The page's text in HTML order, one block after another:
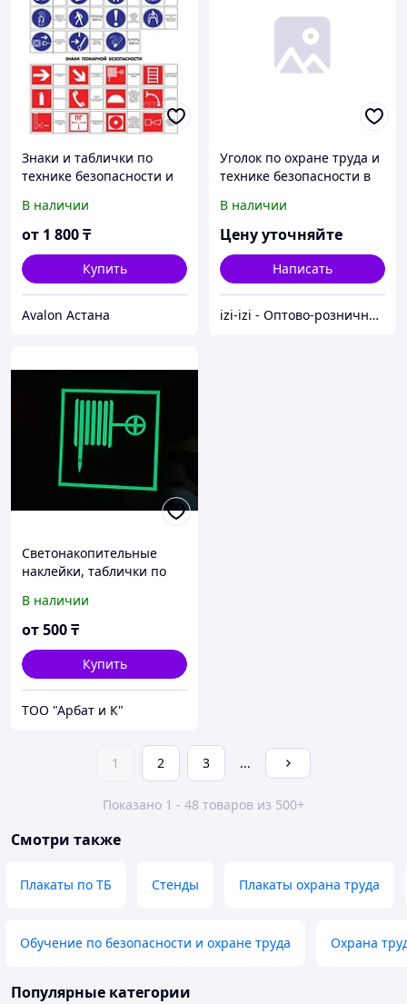
Знаки и таблички по
технике безопасности и
В наличии
от 1 800₸
Купить
Avalon Астана
Уголок по охране труда и
технике безопасности в
учреждении
В наличии
Цену уточняйте
Написать
izi-izi - Оптово-розничный Склад - товары на заказ до двери! Cамые уникальные и полезные товары.
Светонакопительные
наклейки, таблички по
В наличии
от500₸
Купить
ТОО "Арбат и К"
1 2 3 ...
Показано 1 - 48 товаров из 500+
Смотри также
Плакаты по ТБ Стенды Плакаты охрана труда
Обучение по безопасности и охране труда Охрана
Популярные категории